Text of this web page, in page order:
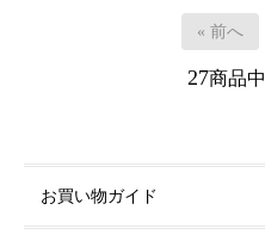
« 前へ
27商品中
お買い物ガイド